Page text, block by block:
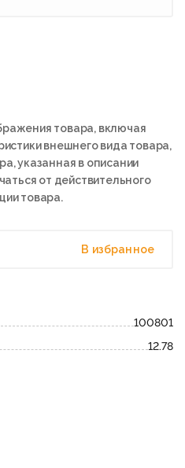
товара, включая
внешнего вида товара,
указанная в описании
от действительного
товара.
В избранное
100801
12.78